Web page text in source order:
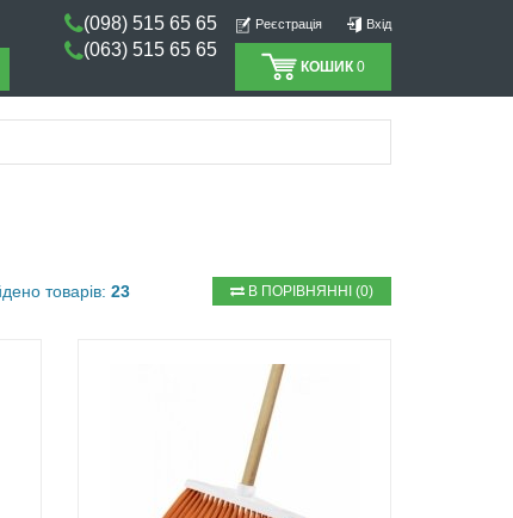
Реєстрація Вхід
КОШИК 0
(098) 515 65 65
(063) 515 65 65
товарів: 23 В ПОРІВНЯННІ (0)